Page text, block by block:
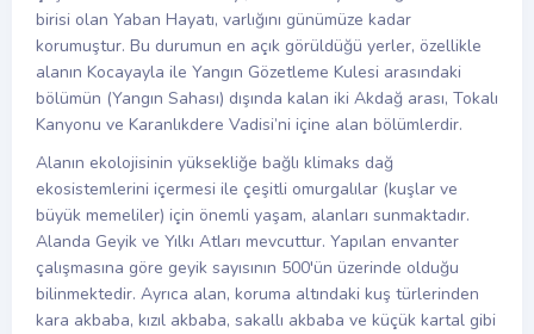
birisi olan Yaban Hayatı, varlığını günümüze kadar
korumuştur. Bu durumun en açık görüldüğü yerler, özellikle
alanın Kocayayla ile Yangın Gözetleme Kulesi arasındaki
bölümün (Yangın Sahası) dışında kalan iki Akdağ arası, Tokalı
Kanyonu ve Karanlıkdere Vadisi’ni içine alan bölümlerdir.
Alanın ekolojisinin yüksekliğe bağlı klimaks dağ
ekosistemlerini içermesi ile çeşitli omurgalılar (kuşlar ve
büyük memeliler) için önemli yaşam, alanları sunmaktadır.
Alanda Geyik ve Yılkı Atları mevcuttur. Yapılan envanter
çalışmasına göre geyik sayısının 500'ün üzerinde olduğu
bilinmektedir. Ayrıca alan, koruma altındaki kuş türlerinden
kara akbaba, kızıl akbaba, sakallı akbaba ve küçük kartal gibi